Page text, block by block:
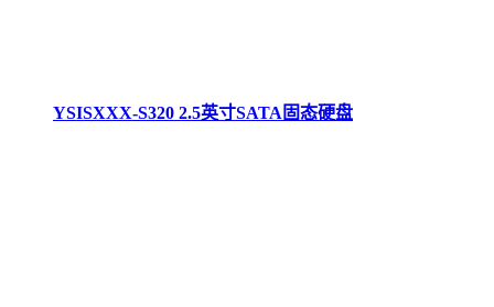
YSISXXX-S320 2.5英寸SATA固态硬盘